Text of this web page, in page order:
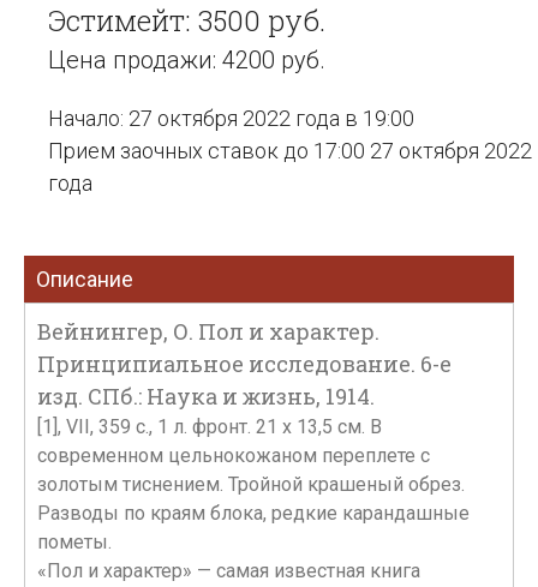
Эстимейт: 3500 руб.
Цена продажи: 4200 руб.
Начало: 27 октября 2022 года в 19:00
Прием заочных ставок до 17:00 27 октября 2022
года
Описание
Вейнингер, О. Пол и характер.
Принципиальное исследование. 6-е
изд. СПб.: Наука и жизнь, 1914.
[1], VII, 359 с., 1 л. фронт. 21 x 13,5 см. В
современном цельнокожаном переплете с
золотым тиснением. Тройной крашеный обрез.
Разводы по краям блока, редкие карандашные
пометы.
«Пол и характер» — самая известная книга